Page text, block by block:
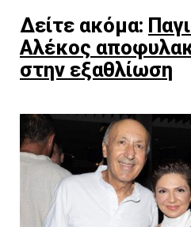
Δείτε ακόμα:
Αλέκος
στην εξαθλίωση